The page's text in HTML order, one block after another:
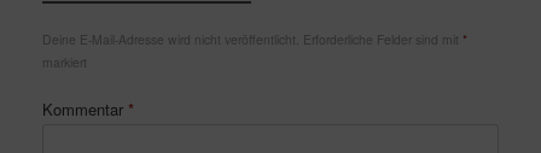
Deine E-Mail-Adresse wird nicht veröffentlicht. Erforderliche Felder sind mit *
markiert
Kommentar *